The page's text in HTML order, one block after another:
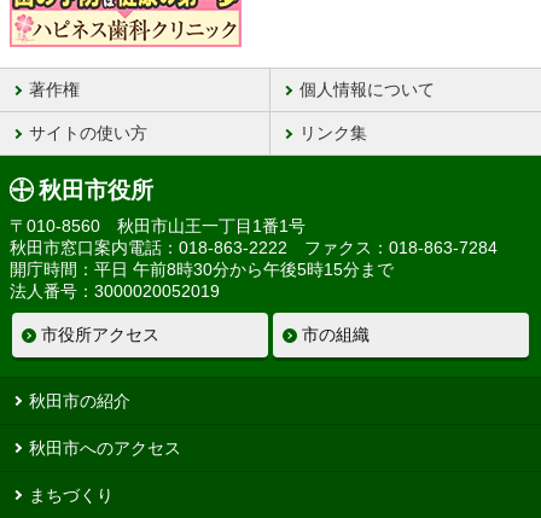
著作権 個人情報について
サイトの使い方 リンク集
秋田市役所
〒010-8560 秋田市山王一丁目1番1号
秋田市窓口案内電話：018-863-2222 ファクス：018-863-7284
開庁時間：平日 午前8時30分から午後5時15分まで
法人番号：3000020052019
市役所アクセス 市の組織
秋田市の紹介
秋田市へのアクセス
まちづくり